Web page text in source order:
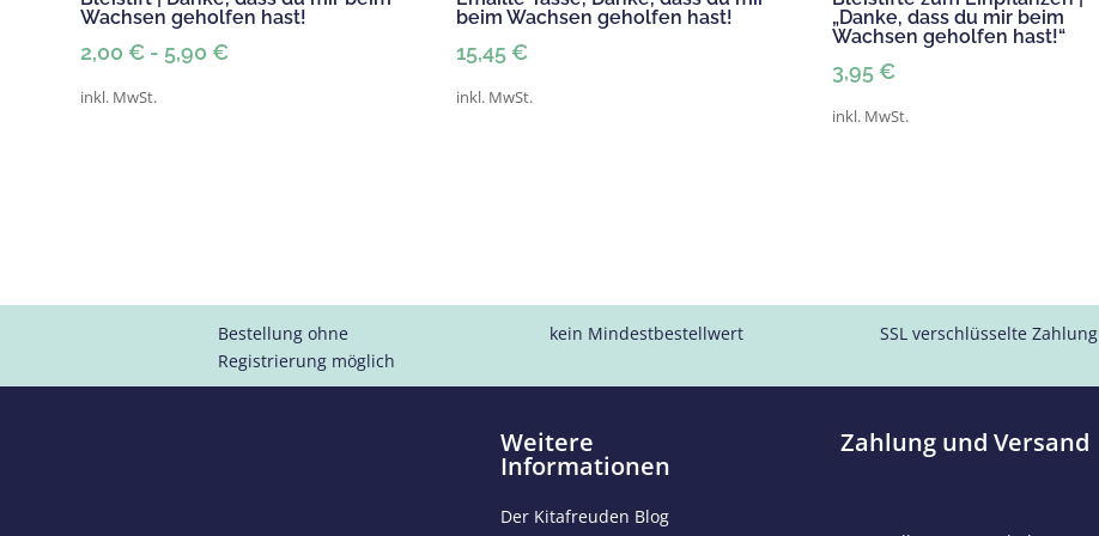
Wachsen geholfen hast!
2,00 € - 5,90 €
inkl. MwSt.
beim Wachsen geholfen hast!
15,45 €
inkl. MwSt.
„Danke, dass du mir beim
Wachsen geholfen hast!“
3,95 €
inkl. MwSt.
Bestellung ohne
Registrierung möglich
kein Mindestbestellwert SSL verschlüsselte Zahlung
Weitere
Informationen
Der Kitafreuden Blog
Zahlung und Versand